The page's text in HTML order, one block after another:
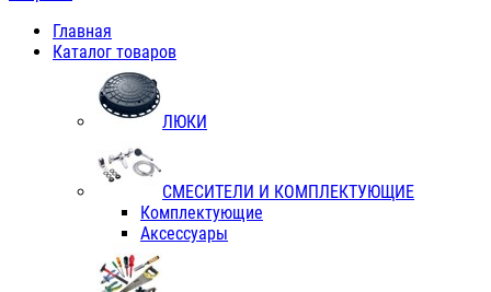
Главная
Каталог товаров
ЛЮКИ
СМЕСИТЕЛИ И КОМПЛЕКТУЮЩИЕ
Комплектующие
Аксессуары